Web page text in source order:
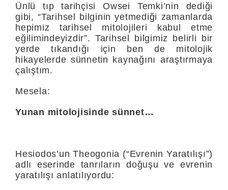
Ünlü tıp tarihçisi Owsei Temki’nin dediği
gibi, “Tarihsel bilginin yetmediği zamanlarda
hepimiz tarih­sel mitolojileri kabul etme
eğilimindeyizdir”. Tarihsel bilgimiz belirli bir
yerde tıkandığı için ben de mitolojik
hikayelerde sünnetin kaynağını araştırmaya
çalıştım.
Mesela:
Yunan mitolojisinde sünnet…
Hesiodos’un Theogonia (“Evrenin Yaratılışı”)
adlı eserinde tanrıların doğuşu ve evrenin
yaratılışı an­latılıyordu: